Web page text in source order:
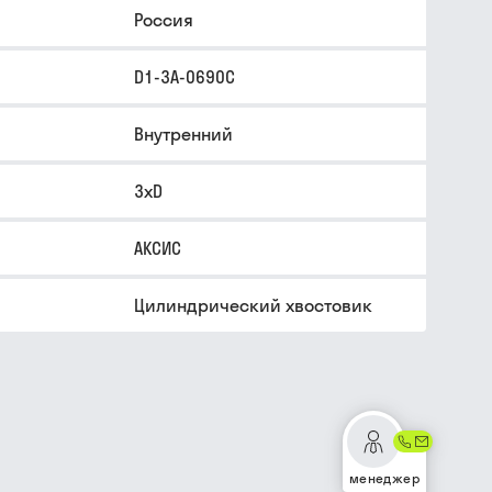
Россия
D1-3A-0690C
Внутренний
3xD
АКСИС
Цилиндрический хвостовик
менеджер